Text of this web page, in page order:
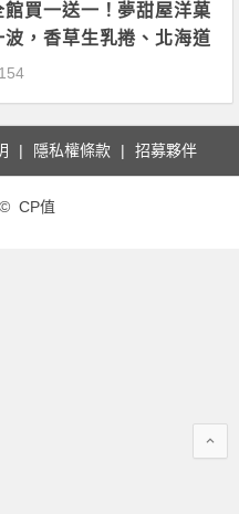
館買一送一！夢甜屋洋菓
，香草生乳捲、北海道
抹茶泡芙限時販售！
隱私權條款 招募夥伴
CP值